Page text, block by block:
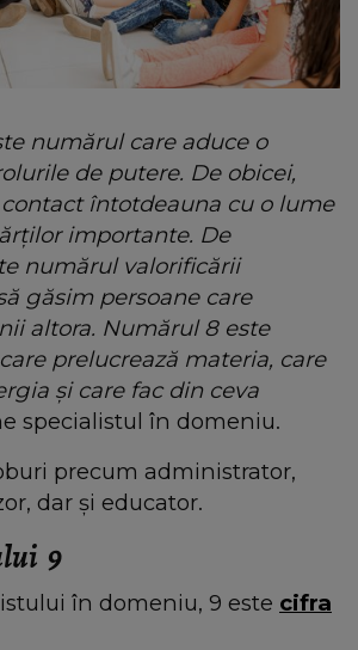
numărul care aduce o
de putere. De obicei,
întotdeauna cu o lume
importante. De
numărul valorificării
găsim persoane care
altora. Numărul 8 este
prelucrează materia, care
și care fac din ceva
specialistul în domeniu.
precum administrator,
dar și educator.
9
în domeniu, 9 este cifra